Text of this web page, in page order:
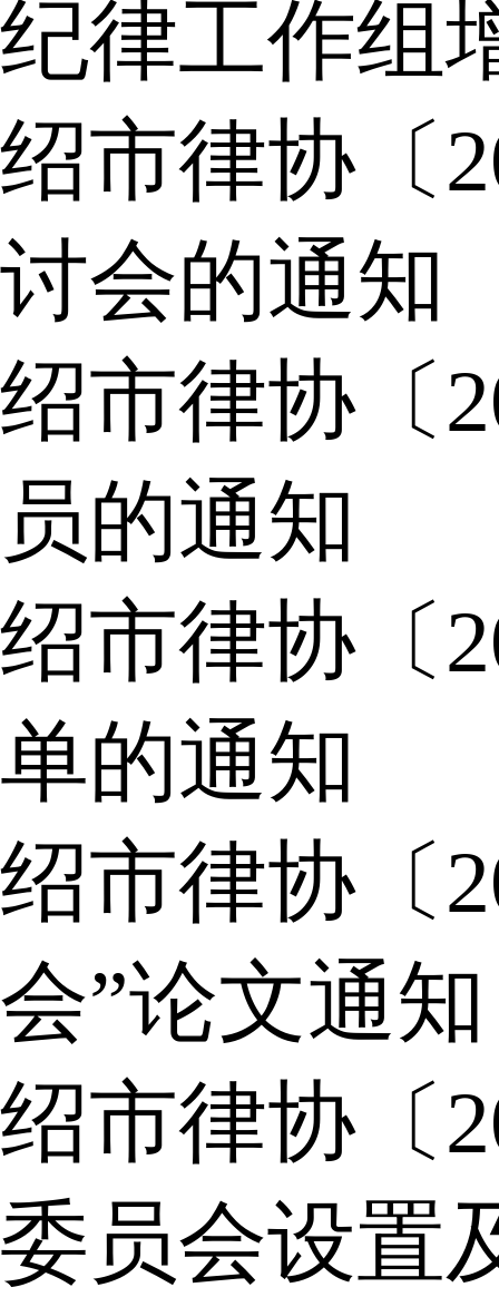
纪律工作组
绍市律协〔
讨会的通知
绍市律协〔
员的通知
绍市律协〔
单的通知
绍市律协〔
会”论文通知
绍市律协〔
委员会设置